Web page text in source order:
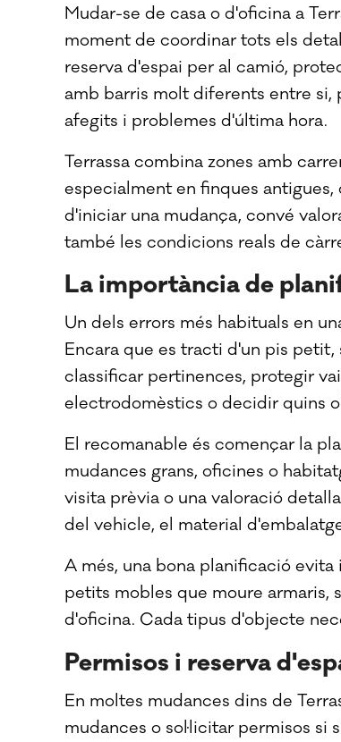
Mudar-se de casa o d'oficina a
moment de coordinar tots els
reserva d'espai per al camió,
amb barris molt diferents entre si,
afegits i problemes d'última hora.
Terrassa combina zones amb
especialment en finques antigues,
d'iniciar una mudança, convé
també les condicions reals de
La importància de
Un dels errors més habituals en
Encara que es tracti d'un pis
classificar pertinences, protegir
electrodomèstics o decidir quins
El recomanable és començar la
mudances grans, oficines o
visita prèvia o una valoració
del vehicle, el material
A més, una bona planificació
petits mobles que moure armaris,
d'oficina. Cada tipus d'objecte
Permisos i reserva
En moltes mudances dins de
mudances o sol·licitar permisos